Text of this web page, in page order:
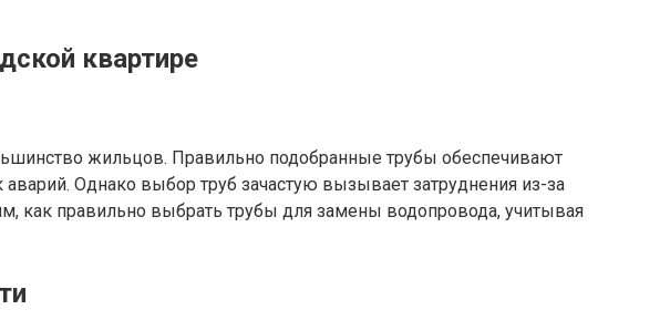
квартире
жильцов. Правильно подобранные трубы обеспечивают
Однако выбор труб зачастую вызывает затруднения из-за
как правильно выбрать трубы для замены водопровода, учитывая